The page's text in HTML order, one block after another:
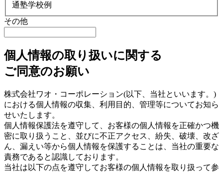
通塾学校例
その他
個人情報の取り扱いに関する
ご同意のお願い
株式会社ワオ・コーポレーション(以下、当社といいます。)
における個人情報の収集、利用目的、管理等についてお知ら
せいたします。
個人情報保護法を遵守して、お客様の個人情報を正確かつ機
密に取り扱うこと、並びに不正アクセス、紛失、破壊、改ざ
ん、漏えい等から個人情報を保護することは、当社の重要な
責務であると認識しております。
当社は以下の点を遵守してお客様の個人情報を取り扱って参